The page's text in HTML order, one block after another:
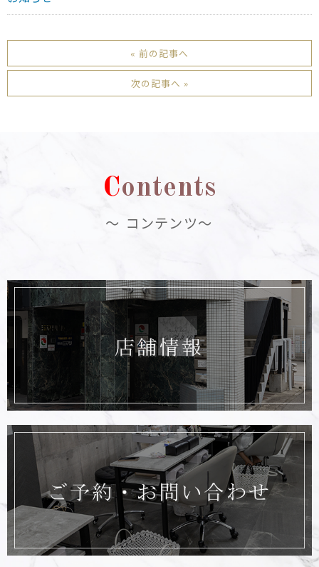
« 前の記事へ
次の記事へ »
Contents
～ コンテンツ～